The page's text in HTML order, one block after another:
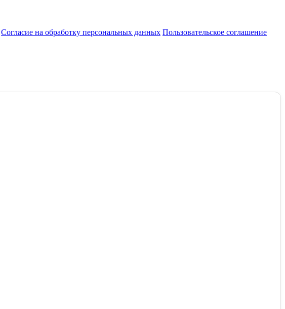
Согласие на обработку персональных данных Пользовательское соглашение